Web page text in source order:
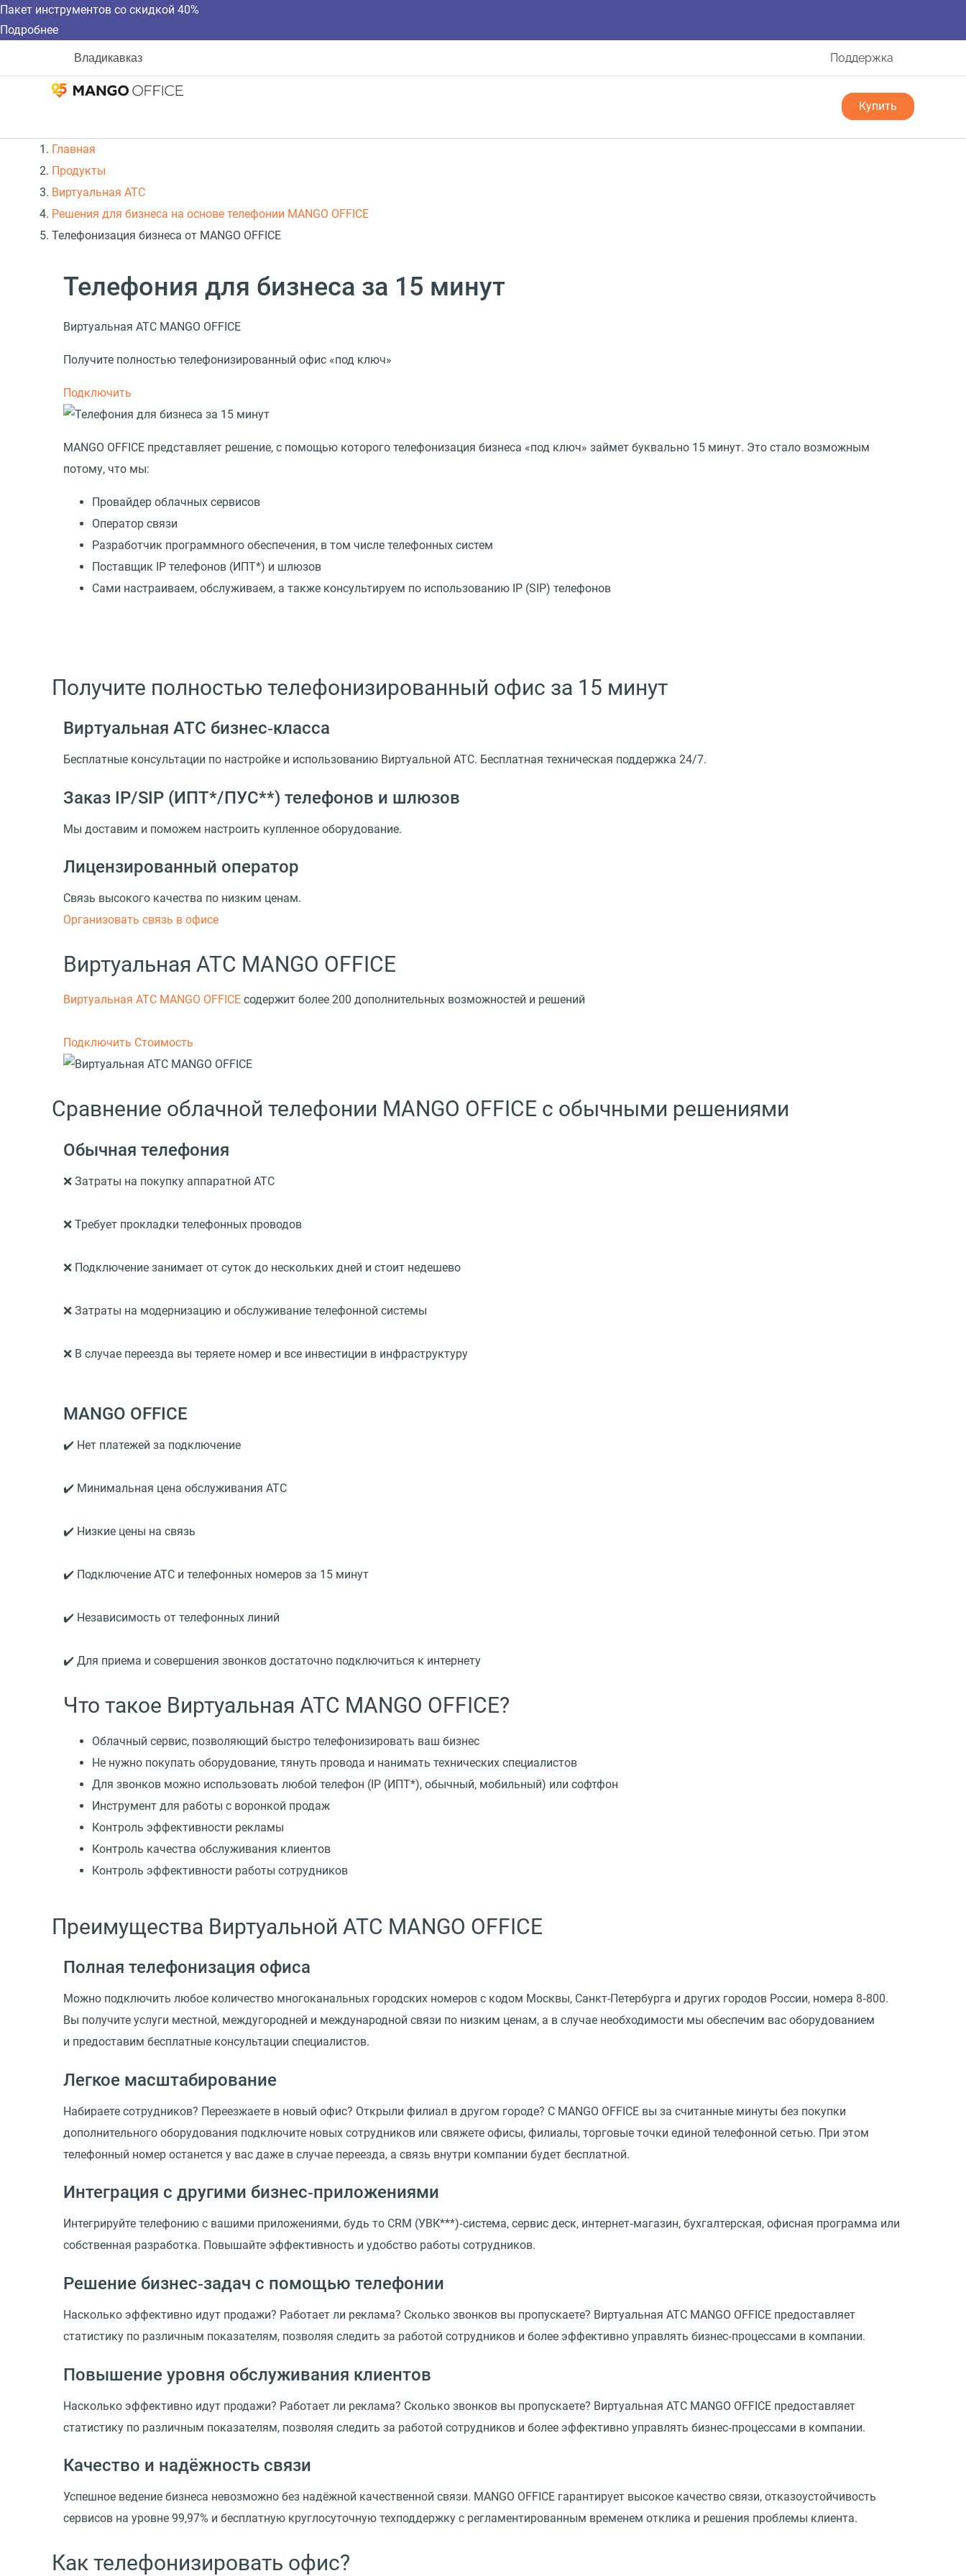
Пакет инструментов со скидкой 40%
Подробнее
Владикавказ Поддержка
Купить
Главная
Продукты
Виртуальная АТС
Решения для бизнеса на основе телефонии MANGO OFFICE
Телефонизация бизнеса от MANGO OFFICE
Телефония для бизнеса за 15 минут
Виртуальная АТС MANGO OFFICE
Получите полностью телефонизированный офис «под ключ»
Подключить
MANGO OFFICE представляет решение, с помощью которого телефонизация бизнеса «под ключ» займет буквально 15 минут. Это стало возможным
потому, что мы:
Провайдер облачных сервисов
Оператор связи
Разработчик программного обеспечения, в том числе телефонных систем
Поставщик IP телефонов (ИПТ*) и шлюзов
Сами настраиваем, обслуживаем, а также консультируем по использованию IP (SIP) телефонов
Получите полностью телефонизированный офис за 15 минут
Виртуальная АТС бизнес‑класса
Бесплатные консультации по настройке и использованию Виртуальной АТС. Бесплатная техническая поддержка 24/7.
Заказ IP/SIP (ИПТ*/ПУС**) телефонов и шлюзов
Мы доставим и поможем настроить купленное оборудование.
Лицензированный оператор
Связь высокого качества по низким ценам.
Организовать связь в офисе
Виртуальная АТС MANGO OFFICE
Виртуальная АТС MANGO OFFICE содержит более 200 дополнительных возможностей и решений
Подключить Стоимость
Сравнение облачной телефонии MANGO OFFICE c обычными решениями
Обычная телефония
❌ Затраты на покупку аппаратной АТС
❌ Требует прокладки телефонных проводов
❌ Подключение занимает от суток до нескольких дней и стоит недешево
❌ Затраты на модернизацию и обслуживание телефонной системы
❌ В случае переезда вы теряете номер и все инвестиции в инфраструктуру
MANGO OFFICE
✔️ Нет платежей за подключение
✔️ Минимальная цена обслуживания АТС
✔️ Низкие цены на связь
✔️ Подключение АТС и телефонных номеров за 15 минут
✔️ Независимость от телефонных линий
✔️ Для приема и совершения звонков достаточно подключиться к интернету
Что такое Виртуальная АТС MANGO OFFICE?
Облачный сервис, позволяющий быстро телефонизировать ваш бизнес
Не нужно покупать оборудование, тянуть провода и нанимать технических специалистов
Для звонков можно использовать любой телефон (IP (ИПТ*), обычный, мобильный) или софтфон
Инструмент для работы с воронкой продаж
Контроль эффективности рекламы
Контроль качества обслуживания клиентов
Контроль эффективности работы сотрудников
Преимущества Виртуальной АТС MANGO OFFICE
Полная телефонизация офиса
Можно подключить любое количество многоканальных городских номеров с кодом Москвы, Санкт-Петербурга и других городов России, номера 8‑800.
Вы получите услуги местной, междугородней и международной связи по низким ценам, а в случае необходимости мы обеспечим вас оборудованием
и предоставим бесплатные консультации специалистов.
Легкое масштабирование
Набираете сотрудников? Переезжаете в новый офис? Открыли филиал в другом городе? С MANGO OFFICE вы за считанные минуты без покупки
дополнительного оборудования подключите новых сотрудников или свяжете офисы, филиалы, торговые точки единой телефонной сетью. При этом
телефонный номер останется у вас даже в случае переезда, а связь внутри компании будет бесплатной.
Интеграция с другими бизнес‑приложениями
Интегрируйте телефонию с вашими приложениями, будь то СRM (УВК***)‑система, сервис деск, интернет‑магазин, бухгалтерская, офисная программа или
собственная разработка. Повышайте эффективность и удобство работы сотрудников.
Решение бизнес‑задач с помощью телефонии
Насколько эффективно идут продажи? Работает ли реклама? Сколько звонков вы пропускаете? Виртуальная АТС MANGO OFFICE предоставляет
статистику по различным показателям, позволяя следить за работой сотрудников и более эффективно управлять бизнес‑процессами в компании.
Повышение уровня обслуживания клиентов
Насколько эффективно идут продажи? Работает ли реклама? Сколько звонков вы пропускаете? Виртуальная АТС MANGO OFFICE предоставляет
статистику по различным показателям, позволяя следить за работой сотрудников и более эффективно управлять бизнес‑процессами в компании.
Качество и надёжность связи
Успешное ведение бизнеса невозможно без надёжной качественной связи. MANGO OFFICE гарантирует высокое качество связи, отказоустойчивость
сервисов на уровне 99,97% и бесплатную круглосуточную техподдержку с регламентированным временем отклика и решения проблемы клиента.
Как телефонизировать офис?